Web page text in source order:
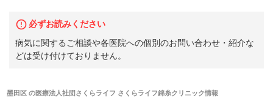
必ずお読みください
病気に関するご相談や各医院への個別のお問い合わせ・紹介な
どは受け付けておりません。
墨田区の医療法人社団さくらライフ さくらライフ錦糸クリニック情報